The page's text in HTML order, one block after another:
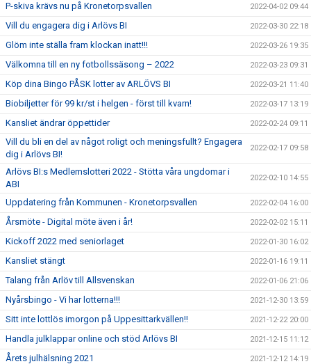
P-skiva krävs nu på Kronetorpsvallen 2022-04-02 09:44
Vill du engagera dig i Arlövs BI 2022-03-30 22:18
Glöm inte ställa fram klockan inatt!!! 2022-03-26 19:35
Välkomna till en ny fotbollssäsong – 2022 2022-03-23 09:31
Köp dina Bingo PÅSK lotter av ARLÖVS BI 2022-03-21 11:40
Biobiljetter för 99 kr/st i helgen - först till kvarn! 2022-03-17 13:19
Kansliet ändrar öppettider 2022-02-24 09:11
Vill du bli en del av något roligt och meningsfullt? Engagera
dig i Arlövs BI!
2022-02-17 09:58
Arlövs BI:s Medlemslotteri 2022 - Stötta våra ungdomar i
ABI
2022-02-10 14:55
Uppdatering från Kommunen - Kronetorpsvallen 2022-02-04 16:00
Årsmöte - Digital möte även i år! 2022-02-02 15:11
Kickoff 2022 med seniorlaget 2022-01-30 16:02
Kansliet stängt 2022-01-16 19:11
Talang från Arlöv till Allsvenskan 2022-01-06 21:06
Nyårsbingo - Vi har lotterna!!! 2021-12-30 13:59
Sitt inte lottlös imorgon på Uppesittarkvällen!! 2021-12-22 20:00
Handla julklappar online och stöd Arlövs BI 2021-12-15 11:12
Årets julhälsning 2021 2021-12-12 14:19